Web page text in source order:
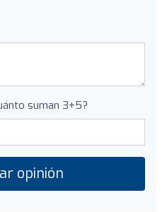
suman 3+5?
opinión